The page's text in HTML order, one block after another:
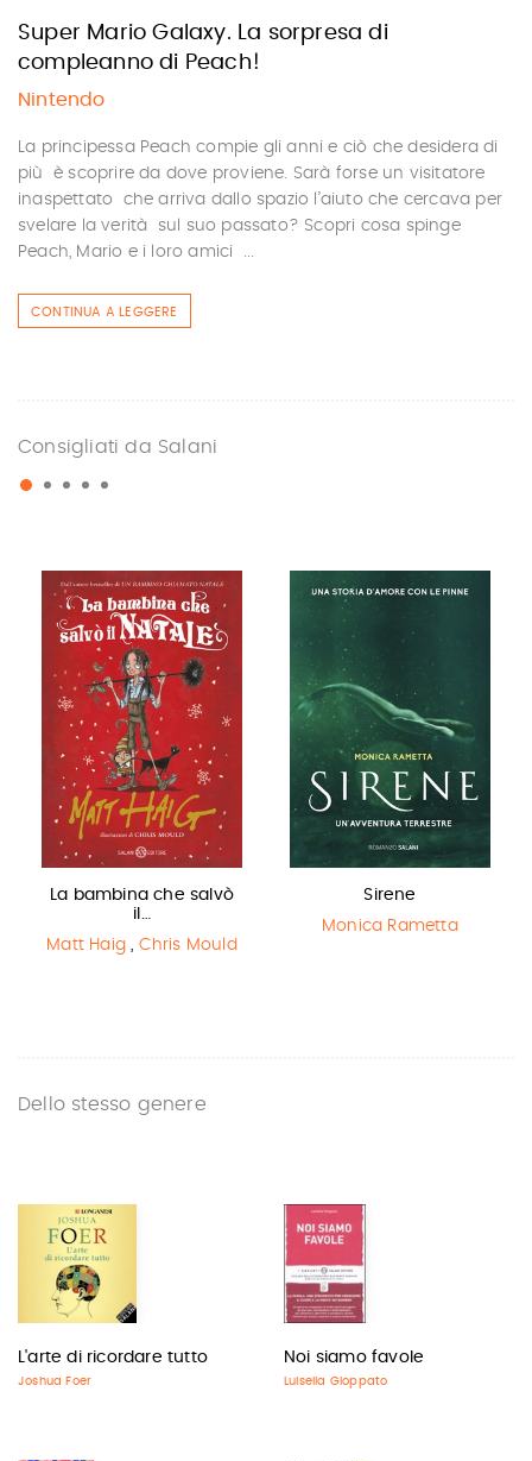
Super Mario Galaxy. La sorpresa di
compleanno di Peach!
Nintendo
La principessa Peach compie gli anni e ciò che desidera di
più è scoprire da dove proviene. Sarà forse un visitatore
inaspettato che arriva dallo spazio l’aiuto che cercava per
svelare la verità sul suo passato? Scopri cosa spinge
Peach, Mario e i loro amici ...
CONTINUA A LEGGERE
Consigliati da Salani
La bambina che salvò
il…
Matt Haig , Chris Mould
Sirene
Monica Rametta
Dello stesso genere
L'arte di ricordare tutto
Joshua Foer
Noi siamo favole
Luisella Gioppato